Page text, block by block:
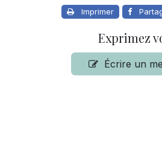
Imprimer
Exprimez
Écrire un